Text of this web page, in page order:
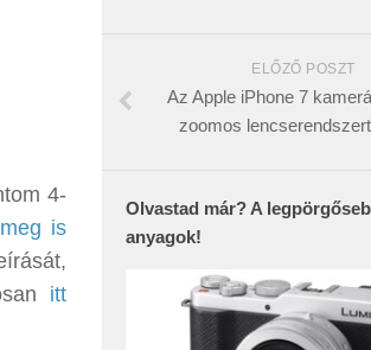
4-
is
itt
ELŐZŐ POSZT
Az Apple iPhone 7
zoomos
Olvastad már? A
anyagok!